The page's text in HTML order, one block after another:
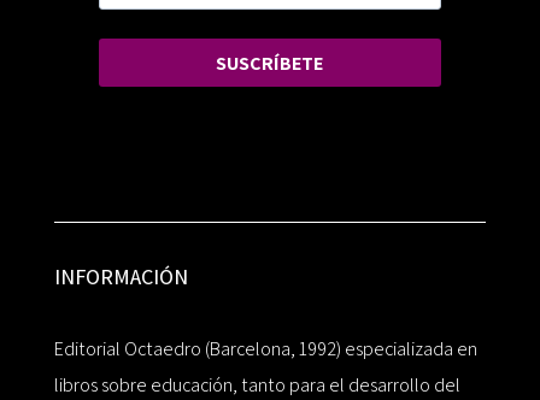
SUSCRÍBETE
INFORMACIÓN
Editorial Octaedro (Barcelona, 1992) especializada en
libros sobre educación, tanto para el desarrollo del